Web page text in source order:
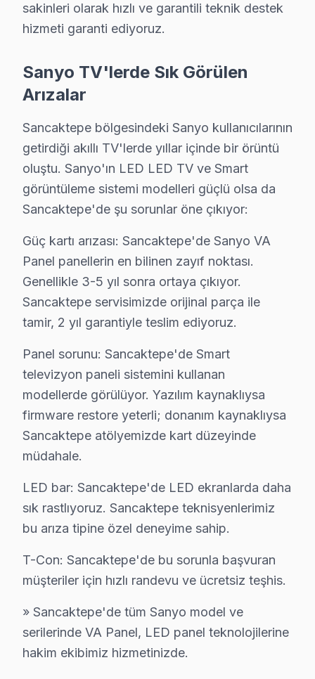
· Pendik Sanyo
· Şile Sanyo
Sancaktepe Diğer Marka Servisleri
· Sancaktepe Sony
· Sancaktepe Philips
· Sancaktepe Hi-Level
· Sancaktepe iFFALCON
· Sancaktepe Samsung
· Sancaktepe LG
· Sancaktepe Panasonic
· Sancaktepe Toshiba
Sancaktepe'de Sanyo TV Tamiri — Bilmeniz
Sancaktepe'de Sanyo TV servisinde net yanıtlar:
Sanyo Televizyon Tamiri
✓ 15+ Yıl Deneyim
✓ Orijinal Yedek Parça
Sancaktepe Mahallelerinde Sanyo Servis
Sancaktepe, İstanbul'un hızla gelişen bölgelerinden
Bir televizyon arızalandığında, ilk olarak cihazın
Özellikle mevsim geçişlerinde, yüksek sıcaklık
sakinleri olarak hızlı ve garantili teknik destek
hizmeti garanti ediyoruz.
Sanyo TV'lerde Sık Görülen
Arızalar
Sancaktepe bölgesindeki Sanyo kullanıcılarının
getirdiği akıllı TV'lerde yıllar içinde bir örüntü
oluştu. Sanyo'ın LED LED TV ve Smart
görüntüleme sistemi modelleri güçlü olsa da
Sancaktepe'de şu sorunlar öne çıkıyor:
Güç kartı arızası: Sancaktepe'de Sanyo VA
Panel panellerin en bilinen zayıf noktası.
Genellikle 3-5 yıl sonra ortaya çıkıyor.
Sancaktepe servisimizde orijinal parça ile
tamir, 2 yıl garantiyle teslim ediyoruz.
Panel sorunu: Sancaktepe'de Smart
televizyon paneli sistemini kullanan
modellerde görülüyor. Yazılım kaynaklıysa
firmware restore yeterli; donanım kaynaklıysa
Sancaktepe atölyemizde kart düzeyinde
müdahale.
LED bar: Sancaktepe'de LED ekranlarda daha
sık rastlıyoruz. Sancaktepe teknisyenlerimiz
bu arıza tipine özel deneyime sahip.
T-Con: Sancaktepe'de bu sorunla başvuran
müşteriler için hızlı randevu ve ücretsiz teşhis.
» Sancaktepe'de tüm Sanyo model ve
serilerinde VA Panel, LED panel teknolojilerine
hakim ekibimiz hizmetinizde.